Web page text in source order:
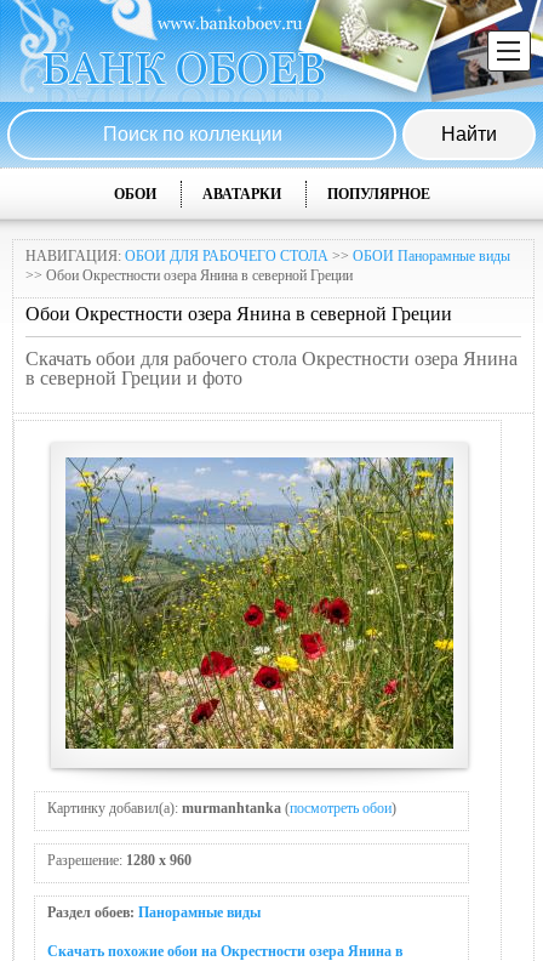
ОБОИ АВАТАРКИ ПОПУЛЯРНОЕ
НАВИГАЦИЯ: ОБОИ ДЛЯ РАБОЧЕГО СТОЛА >> ОБОИ Панорамные виды
>> Обои Окрестности озера Янина в северной Греции
Обои Окрестности озера Янина в северной Греции
Скачать обои для рабочего стола Окрестности озера Янина
в северной Греции и фото
Картинку добавил(а): murmanhtanka (посмотреть обои)
Разрешение: 1280 x 960
Раздел обоев: Панорамные виды
Скачать похожие обои на Окрестности озера Янина в